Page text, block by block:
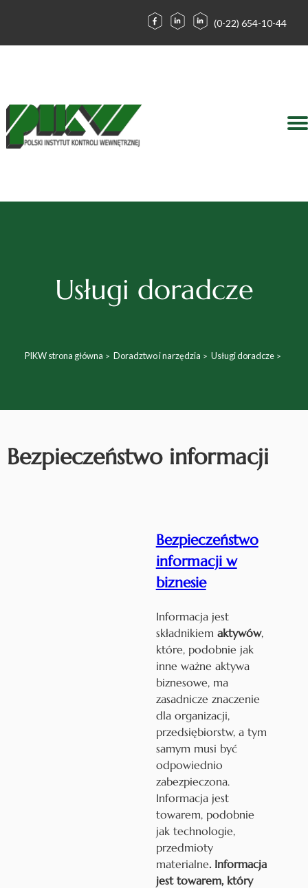
(0-22) 654-10-44
Usługi doradcze
PIKW strona główna Doradztwo i narzędzia Usługi doradcze
Bezpieczeństwo informacji
Bezpieczeństwo
informacji w
biznesie
Informacja jest
składnikiem aktywów,
które, podobnie jak
inne ważne aktywa
biznesowe, ma
zasadnicze znaczenie
dla organizacji,
przedsiębiorstw, a tym
samym musi być
odpowiednio
zabezpieczona.
Informacja jest
towarem, podobnie
jak technologie,
przedmioty
materialne. Informacja
jest towarem, który